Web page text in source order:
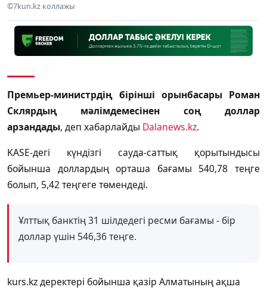
©7kun.kz коллажы
Премьер-министрдің бірінші орынбасары Роман
Склярдың мәлімдемесінен соң доллар
арзандады, деп хабарлайды Dalanews.kz.
KASE-дегі күндізгі сауда-саттық қорытындысы
бойынша доллардың орташа бағамы 540,78 теңге
болып, 5,42 теңгеге төмендеді.
Ұлттық банктің 31 шілдедегі ресми бағамы - бір
доллар үшін 546,36 теңге.
kurs.kz деректері бойынша қазір Алматының ақша